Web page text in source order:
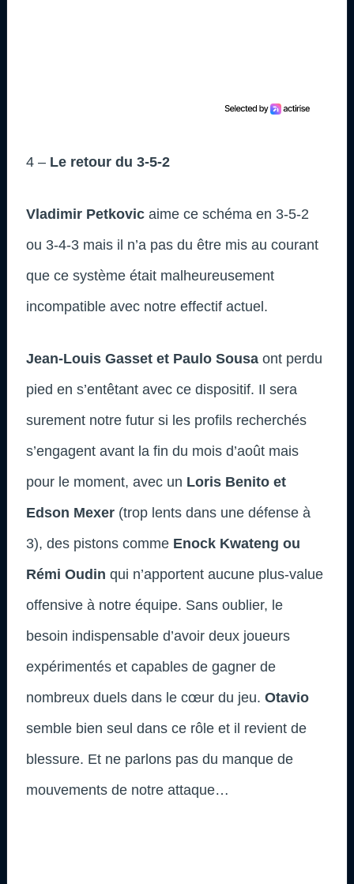
4 – Le retour du 3-5-2
Vladimir Petkovic aime ce schéma en 3-5-2
ou 3-4-3 mais il n’a pas du être mis au courant
que ce système était malheureusement
incompatible avec notre effectif actuel.
Jean-Louis Gasset et Paulo Sousa ont perdu
pied en s’entêtant avec ce dispositif. Il sera
surement notre futur si les profils recherchés
s’engagent avant la fin du mois d’août mais
pour le moment, avec un Loris Benito et
Edson Mexer (trop lents dans une défense à
3), des pistons comme Enock Kwateng ou
Rémi Oudin qui n’apportent aucune plus-value
offensive à notre équipe. Sans oublier, le
besoin indispensable d’avoir deux joueurs
expérimentés et capables de gagner de
nombreux duels dans le cœur du jeu. Otavio
semble bien seul dans ce rôle et il revient de
blessure. Et ne parlons pas du manque de
mouvements de notre attaque…